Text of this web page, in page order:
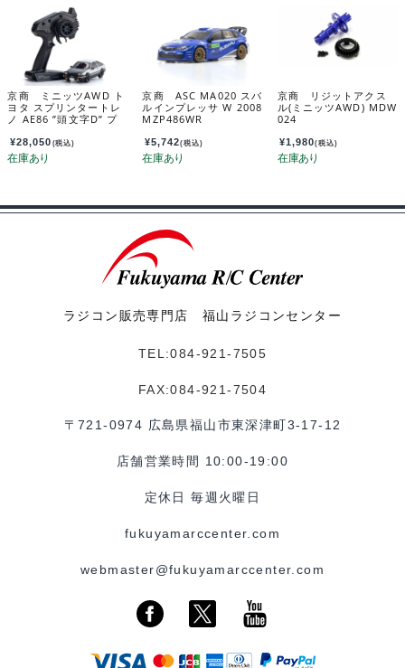
京商 ミニッツAWD ト
ヨタ スプリンタートレ
ノ AE86 ”頭文字D” プ
ルバージョン 32656ID
C
¥28,050 (税込)
京商 ASC MA020 スバ
ルインプレッサ W 2008
MZP486WR
¥5,742(税込)
京商 リジットアクス
ル(ミニッツAWD) MDW
024
¥1,980(税込)
ラジコン販売専門店 福山ラジコンセンター
TEL:084-921-7505
FAX:084-921-7504
〒721-0974 広島県福山市東深津町3-17-12
店舗営業時間 10:00-19:00
定休日 毎週火曜日
fukuyamarccenter.com
webmaster@fukuyamarccenter.com